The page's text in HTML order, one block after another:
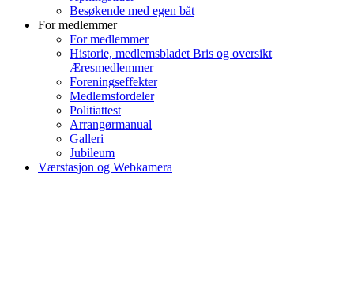
Besøkende med egen båt
For medlemmer
For medlemmer
Historie, medlemsbladet Bris og oversikt
Æresmedlemmer
Foreningseffekter
Medlemsfordeler
Politiattest
Arrangørmanual
Galleri
Jubileum
Værstasjon og Webkamera